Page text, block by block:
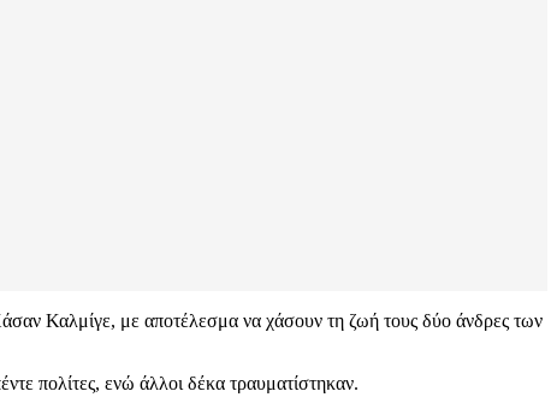
Καλμίγε, με αποτέλεσμα να χάσουν τη ζωή τους δύο άνδρες των
πολίτες, ενώ άλλοι δέκα τραυματίστηκαν.